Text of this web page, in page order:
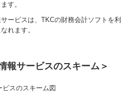
す。
ービスは、TKCの財務会計ソフトを利
れます。
報サービスのスキーム＞